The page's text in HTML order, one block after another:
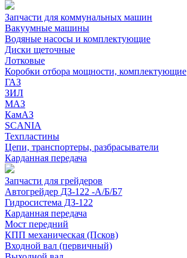
Запчасти для коммунальных машин
Вакуумные машины
Водяные насосы и комплектующие
Диски щеточные
Лотковые
Коробки отбора мощности, комплектующие
ГАЗ
ЗИЛ
МАЗ
КамАЗ
SCANIA
Техпластины
Цепи, транспортеры, разбрасыватели
Карданная передача
Запчасти для грейдеров
Автогрейдер ДЗ-122 -А/Б/Б7
Гидросистема ДЗ-122
Карданная передача
Мост передний
КПП механическая (Псков)
Входной вал (первичный)